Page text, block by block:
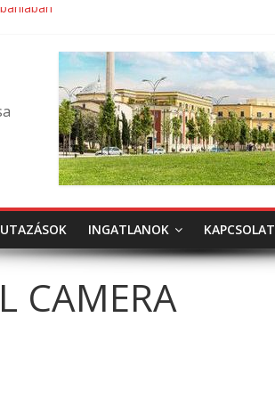
UTAZÁSOK INGATLANOK KAPCSOLAT
CAMERA